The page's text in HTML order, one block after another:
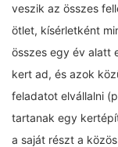
veszik az összes
ötlet, kísérletként
összes egy év alatt
kert ad, és azok
feladatot elvállalni
tartanak egy
a saját részt a